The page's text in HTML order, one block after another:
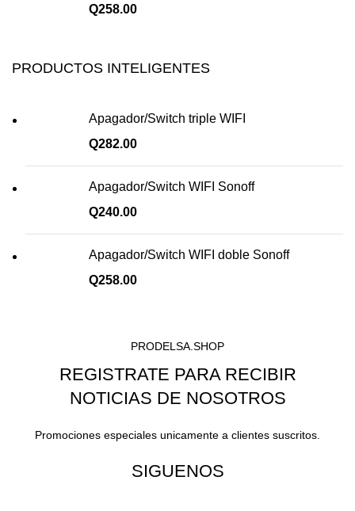
Q258.00
PRODUCTOS INTELIGENTES
Apagador/Switch triple WIFI
Q282.00
Apagador/Switch WIFI Sonoff
Q240.00
Apagador/Switch WIFI doble Sonoff
Q258.00
PRODELSA.SHOP
REGISTRATE PARA RECIBIR
NOTICIAS DE NOSOTROS
Promociones especiales unicamente a clientes suscritos.
SIGUENOS